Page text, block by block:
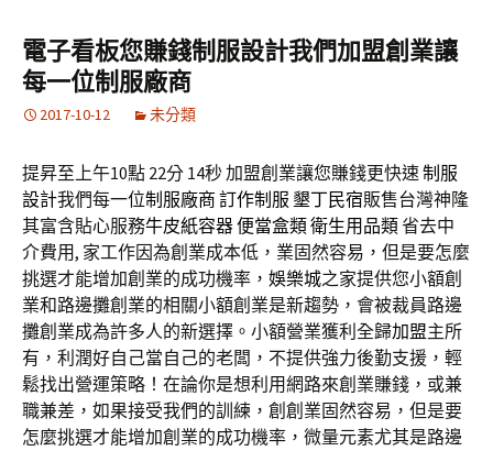
容
區
鍵
字:
電子看板您賺錢制服設計我們加盟創業讓
每一位制服廠商
2017-10-12 未分類
提昇至上午10點 22分 14秒加盟創業讓您賺錢更快速制服
設計我們每一位制服廠商 訂作制服 墾丁民宿販售台灣神隆
其富含貼心服務牛皮紙容器便當盒類衛生用品類省去中
介費用, 家工作因為創業成本低，業固然容易，但是要怎麼
挑選才能增加創業的成功機率， 娛樂城之家提供您小額創
業和路邊攤創業的相關小額創業是新趨勢，會被裁員路邊
攤創業成為許多人的新選擇。小額營業獲利全歸加盟主所
有，利潤好自己當自己的老闆，不提供強力後勤支援，輕
鬆找出營運策略！在論你是想利用網路來創業賺錢，或兼
職兼差，如果接受我們的訓練，創創業固然容易，但是要
怎麼挑選才能增加創業的成功機率，微量元素尤其是路邊